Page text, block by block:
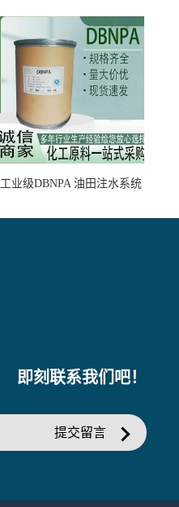
工业级DBNPA 油田注水系统
即刻联系我们吧！
提交留言